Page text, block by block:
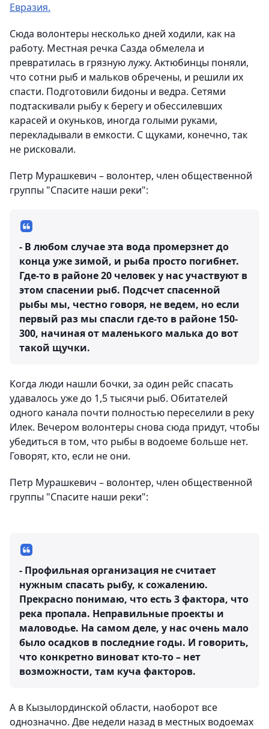
Евразия.
Сюда волонтеры несколько дней ходили, как на
работу. Местная речка Сазда обмелела и
превратилась в грязную лужу. Актюбинцы поняли,
что сотни рыб и мальков обречены, и решили их
спасти. Подготовили бидоны и ведра. Сетями
подтаскивали рыбу к берегу и обессилевших
карасей и окуньков, иногда голыми руками,
перекладывали в емкости. С щуками, конечно, так
не рисковали.
Петр Мурашкевич – волонтер, член общественной
группы "Спасите наши реки":
- В любом случае эта вода промерзнет до
конца уже зимой, и рыба просто погибнет.
Где-то в районе 20 человек у нас участвуют в
этом спасении рыб. Подсчет спасенной
рыбы мы, честно говоря, не ведем, но если
первый раз мы спасли где-то в районе 150-
300, начиная от маленького малька до вот
такой щучки.
Когда люди нашли бочки, за один рейс спасать
удавалось уже до 1,5 тысячи рыб. Обитателей
одного канала почти полностью переселили в реку
Илек. Вечером волонтеры снова сюда придут, чтобы
убедиться в том, что рыбы в водоеме больше нет.
Говорят, кто, если не они.
Петр Мурашкевич – волонтер, член общественной
группы "Спасите наши реки":
- Профильная организация не считает
нужным спасать рыбу, к сожалению.
Прекрасно понимаю, что есть 3 фактора, что
река пропала. Неправильные проекты и
маловодье. На самом деле, у нас очень мало
было осадков в последние годы. И говорить,
что конкретно виноват кто-то – нет
возможности, там куча факторов.
А в Кызылординской области, наоборот все
однозначно. Две недели назад в местных водоемах